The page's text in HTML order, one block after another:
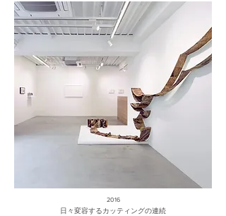
2016
日々変容するカッティングの連続